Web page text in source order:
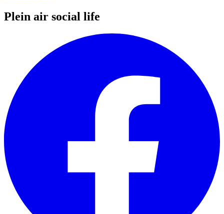
Plein air social life